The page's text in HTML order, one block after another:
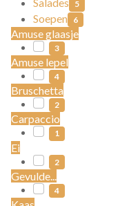
Salades 5
Soepen 6
Amuse glaasje
3
Amuse lepel
4
Bruschetta
2
Carpaccio
1
Ei
2
Gevulde...
4